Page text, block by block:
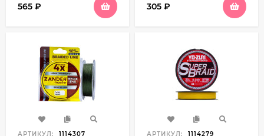
565 ₽ 305 ₽
АРТИКУЛ: 1114307 АРТИКУЛ: 1114279